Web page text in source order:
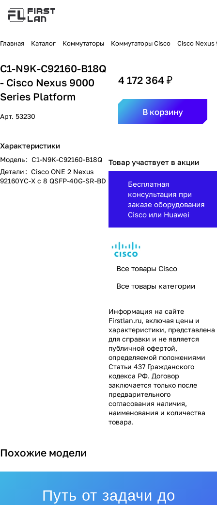
Главная Каталог Коммутаторы Коммутаторы Cisco Cisco Nexus
C1-N9K-C92160-B18Q
- Cisco Nexus 9000
Series Platform
Арт. 53230
Характеристики
Модель: C1-N9K-C92160-B18Q
Детали: Cisco ONE 2 Nexus
92160YC-X с 8 QSFP-40G-SR-BD
4 172 364 ₽
В корзину
Товар участвует в акции
Бесплатная
консультация при
заказе оборудования
Cisco или Huawei
Все товары Cisco
Все товары категории
Информация на сайте
Firstlan.ru, включая цены и
характеристики, представлена
для справки и не является
публичной офертой,
определяемой положениями
Статьи 437 Гражданского
кодекса РФ. Договор
заключается только после
предварительного
согласования наличия,
наименования и количества
товара.
Похожие модели
Путь от задачи до